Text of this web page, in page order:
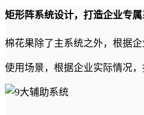
矩形阵系统设计，打造企业专
棉花果除了主系统之外，根据
使用场景，根据企业实际情况